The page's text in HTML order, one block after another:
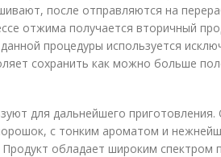
после отправляются на
отжима получается вторичный
процедуры используется
сохранить как можно больше
для дальнейшего приготовления.
с тонким ароматом и
обладает широким спектром